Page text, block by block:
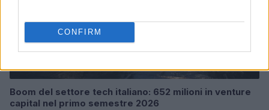
CONFIRM
Boom del settore tech italiano: 652 milioni in venture
capital nel primo semestre 2026